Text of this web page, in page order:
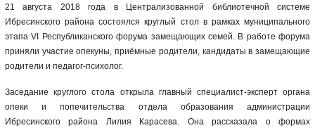
21 августа 2018 года в Централизованной библиотечной системе
Ибресинского района состоялся круглый стол в рамках муниципального
этапа VI Республиканского форума замещающих семей. В работе форума
приняли участие опекуны, приёмные родители, кандидаты в замещающие
родители и педагог-психолог.
Заседание круглого стола открыла главный специалист-эксперт органа
опеки и попечительства отдела образования администрации
Ибресинского района Лилия Карасева. Она рассказала о формах